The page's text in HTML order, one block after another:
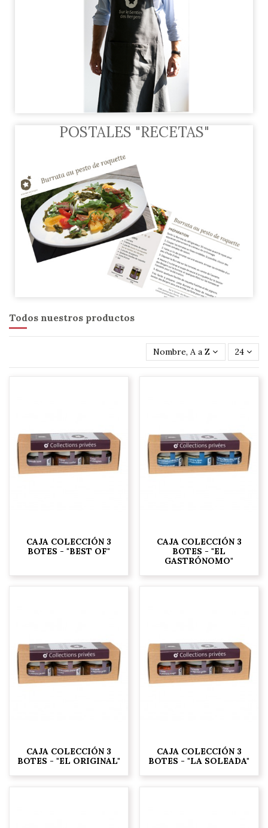
POSTALES "RECETAS"
Todos nuestros productos
Nombre, A a Z 24
CAJA COLECCIÓN 3
BOTES - "BEST OF"
CAJA COLECCIÓN 3
BOTES - "EL
GASTRÓNOMO"
CAJA COLECCIÓN 3
BOTES - "EL ORIGINAL"
CAJA COLECCIÓN 3
BOTES - "LA SOLEADA"